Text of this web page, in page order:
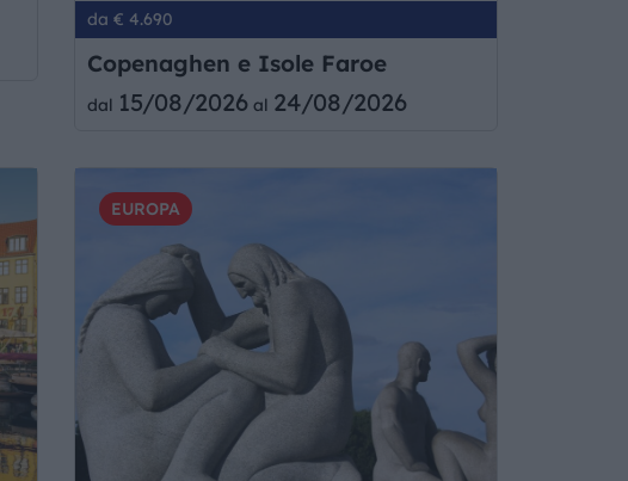
da € 4.690
Copenaghen e Isole Faroe
dal 15/08/2026al 24/08/2026
EUROPA